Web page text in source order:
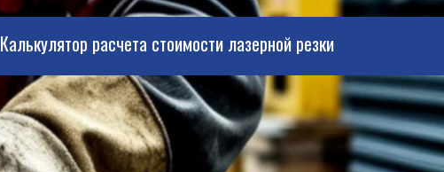
Калькулятор расчета стоимости лазерной резки